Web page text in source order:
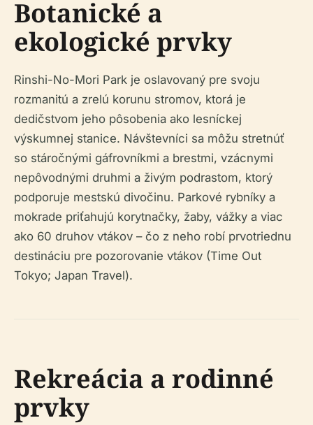
Botanické a
ekologické prvky
Rinshi-No-Mori Park je oslavovaný pre svoju
rozmanitú a zrelú korunu stromov, ktorá je
dedičstvom jeho pôsobenia ako lesníckej
výskumnej stanice. Návštevníci sa môžu stretnúť
so stáročnými gáfrovníkmi a brestmi, vzácnymi
nepôvodnými druhmi a živým podrastom, ktorý
podporuje mestskú divočinu. Parkové rybníky a
mokrade priťahujú korytnačky, žaby, vážky a viac
ako 60 druhov vtákov – čo z neho robí prvotriednu
destináciu pre pozorovanie vtákov (Time Out
Tokyo; Japan Travel).
Rekreácia a rodinné
prvky